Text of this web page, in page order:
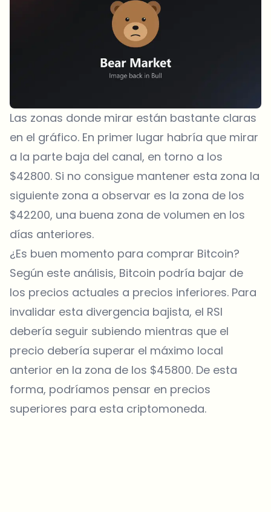
Las zonas donde mirar están bastante claras
en el gráfico. En primer lugar habría que mirar
a la parte baja del canal, en torno a los
$42800. Si no consigue mantener esta zona la
siguiente zona a observar es la zona de los
$42200, una buena zona de volumen en los
días anteriores.
¿Es buen momento para comprar Bitcoin?
Según este análisis, Bitcoin podría bajar de
los precios actuales a precios inferiores. Para
invalidar esta divergencia bajista, el RSI
debería seguir subiendo mientras que el
precio debería superar el máximo local
anterior en la zona de los $45800. De esta
forma, podríamos pensar en precios
superiores para esta criptomoneda.